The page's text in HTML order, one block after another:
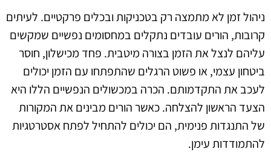
ניהול זמן לא מתמצה רק בטכניקות ובכלים פרקטיים. לעיתים
קרובות, הורים עובדים נתקלים במחסומים נפשיים שמקשים
עליהם לנצל את הזמן בצורה מיטבית. פחד מכישלון, חוסר
ביטחון עצמי, או פשוט הרגלים שהתפתחו עם הזמן יכולים
לעכב את התקדמותם. הכרה במכשולים הנפשיים הללו היא
הצעד הראשון להצלחה. כאשר הורים מבינים את המקורות
של התנגדות פנימית, הם יכולים להתחיל לפתח אסטרטגיות
להתמודדות עימן.